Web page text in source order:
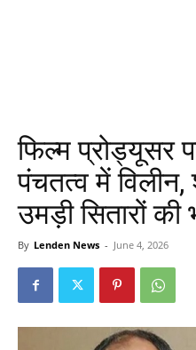
फिल्म प्रोड्यूसर
पंचतत्व में विलीन,
उमड़ी सितारों की
By Lenden News - June 4, 2026